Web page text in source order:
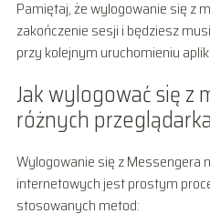
Pamiętaj, że wylogowanie się z
zakończenie sesji i będziesz
przy kolejnym uruchomieniu
Jak wylogować się z
różnych
Wylogowanie się z Messengera
internetowych jest prostym
stosowanych metod: